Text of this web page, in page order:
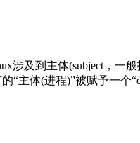
及到主体(subject，一
体(进程)”被赋予一个